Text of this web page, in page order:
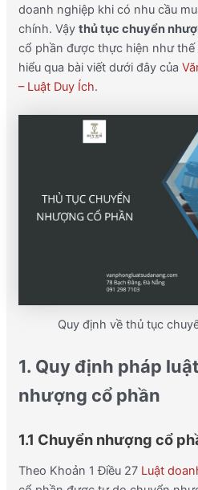
doanh nghiệp khi có nhu cầu
chính. Vậy thủ tục chuyển
cổ phần được thực hiện như thế
hiểu qua bài viết dưới đây của
– Luật Duy Ích.
Quy định về thủ tục
1. Quy định pháp
nhượng cổ phần
1.1 Chuyển nhượng cổ
Theo Khoản 1 Điều 27 Luật